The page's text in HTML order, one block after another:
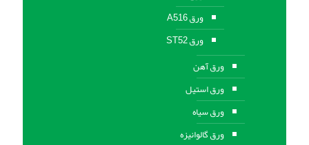
ورق A516
ورق ST52
ورق آهن
ورق استیل
ورق سیاه
ورق گالوانیزه